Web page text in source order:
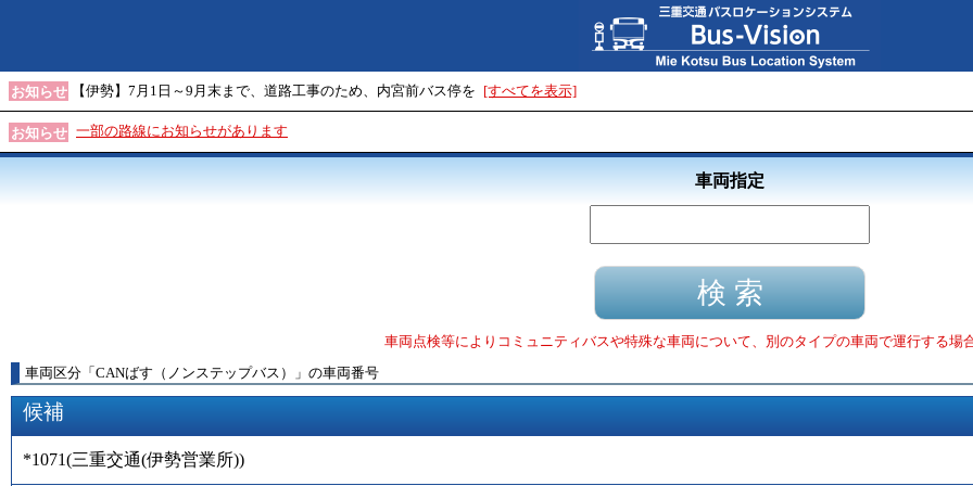
お知らせ 【伊勢】7月1日～9月末まで、道路工事のため、内宮前バス停を [すべてを表示]
お知らせ 一部の路線にお知らせがあります
車両指定
車両点検等によりコミュニティバスや特殊な車両について、別のタイプの車両で運行する場
車両区分 「 CANばす（ノンステップバス） 」 の車両番号
候補
*1071(三重交通(伊勢営業所))